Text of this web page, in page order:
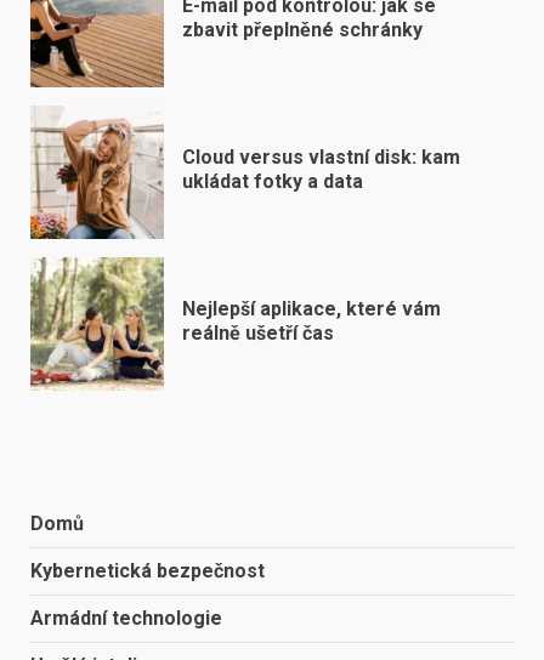
E-mail pod kontrolou: jak se
zbavit přeplněné schránky
Cloud versus vlastní disk: kam
ukládat fotky a data
Nejlepší aplikace, které vám
reálně ušetří čas
Domů
Kybernetická bezpečnost
Armádní technologie